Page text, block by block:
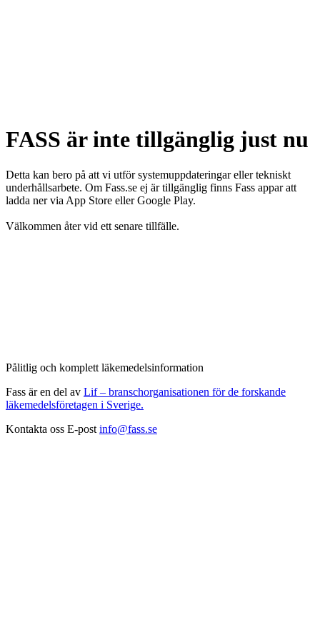
FASS är inte tillgänglig just nu
Detta kan bero på att vi utför systemuppdateringar eller tekniskt
underhållsarbete. Om Fass.se ej är tillgänglig finns Fass appar att
ladda ner via App Store eller Google Play.
Välkommen åter vid ett senare tillfälle.
Pålitlig och komplett läkemedelsinformation
Fass är en del av Lif – branschorganisationen för de forskande
läkemedelsföretagen i Sverige.
Kontakta oss E-post info@fass.se